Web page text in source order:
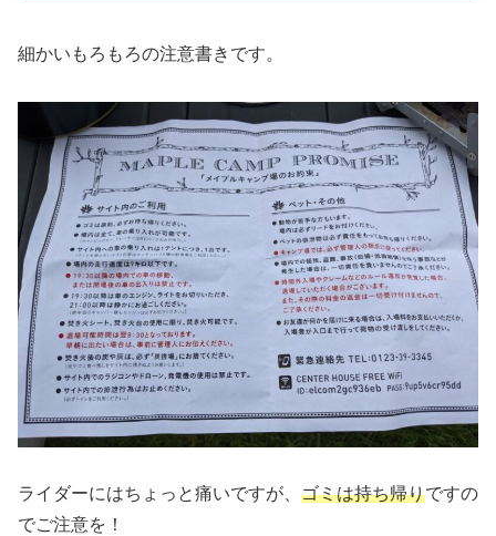
細かいもろもろの注意書きです。
ライダーにはちょっと痛いですが、 ゴミは持ち帰りですの
でご注意を！